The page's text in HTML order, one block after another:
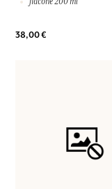
38,00 €